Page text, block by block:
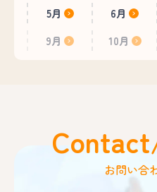
5月
6月
9月
10月
お問い合